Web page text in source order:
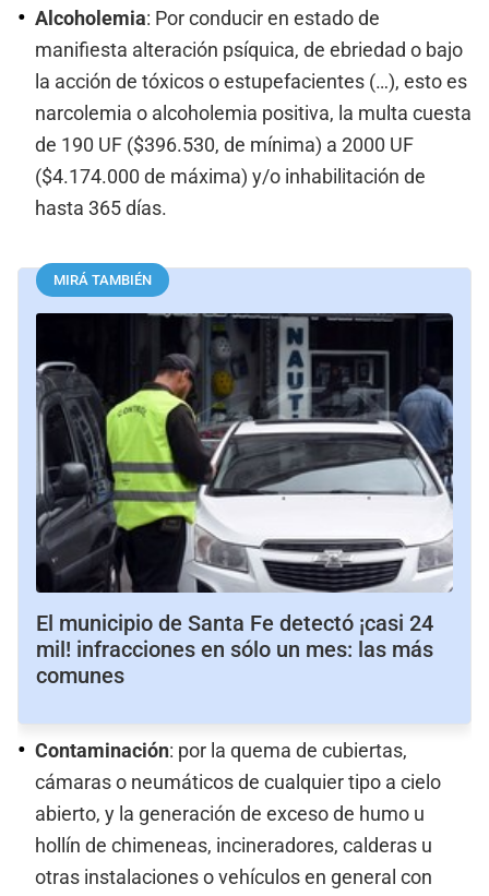
Alcoholemia: Por conducir en estado de
manifiesta alteración psíquica, de ebriedad o bajo
la acción de tóxicos o estupefacientes (…), esto es
narcolemia o alcoholemia positiva, la multa cuesta
de 190 UF ($396.530, de mínima) a 2000 UF
($4.174.000 de máxima) y/o inhabilitación de
hasta 365 días.
MIRÁ TAMBIÉN
El municipio de Santa Fe detectó ¡casi 24
mil! infracciones en sólo un mes: las más
comunes
Contaminación: por la quema de cubiertas,
cámaras o neumáticos de cualquier tipo a cielo
abierto, y la generación de exceso de humo u
hollín de chimeneas, incineradores, calderas u
otras instalaciones o vehículos en general con